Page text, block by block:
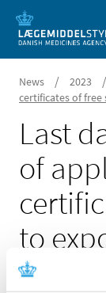
News / 2023 /
certificates of free
Last
of
to